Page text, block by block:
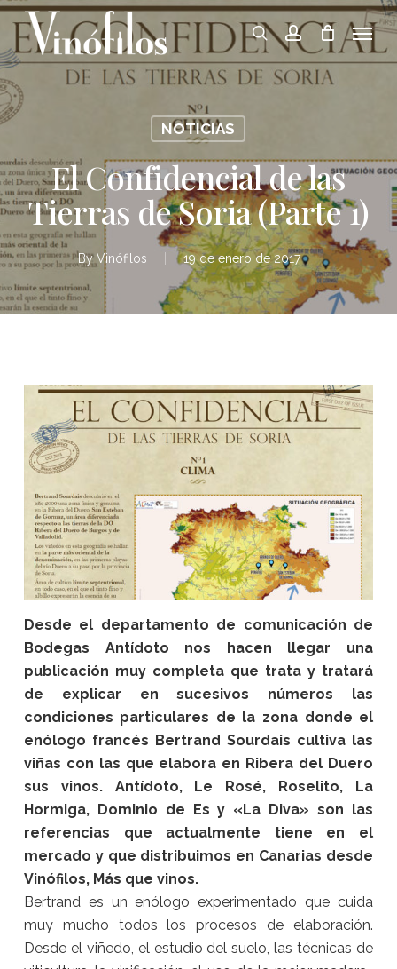
Skip
main
content
searchaccount
Menu
NOTICIAS
El Confidencial de las
Tierras de Soria (Parte 1)
By Vinófilos 19 de enero de 2017
Desde el departamento de comunicación de
Bodegas Antídoto nos hacen llegar una
publicación muy completa que trata y tratará
de explicar en sucesivos números las
condiciones particulares de la zona donde el
enólogo francés Bertrand Sourdais cultiva las
viñas con las que elabora en Ribera del Duero
sus vinos. Antídoto, Le Rosé, Roselito, La
Hormiga, Dominio de Es y «La Diva» son las
referencias que actualmente tiene en el
mercado y que distribuimos en Canarias desde
Vinófilos, Más que vinos.
Bertrand es un enólogo experimentado que cuida
muy mucho todos los procesos de elaboración.
Desde el viñedo, el estudio del suelo, las técnicas de